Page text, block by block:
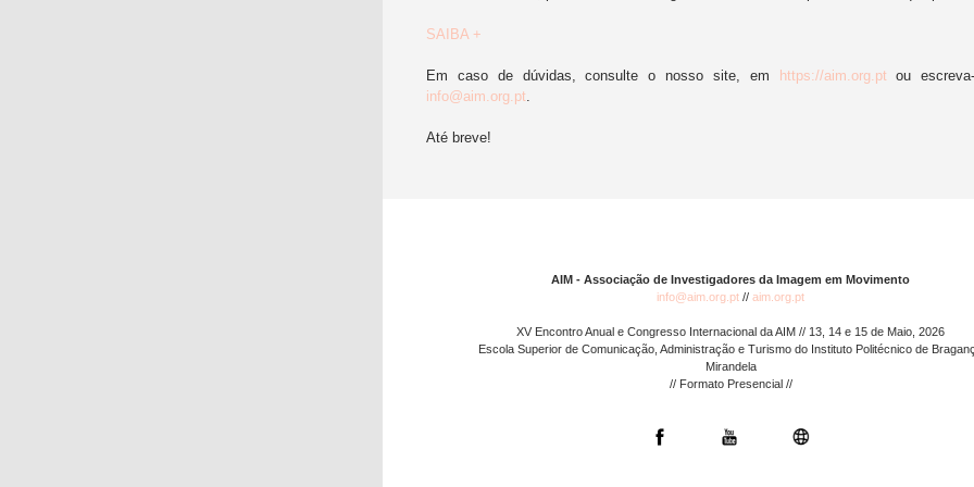
SAIBA +
Em caso de dúvidas, consulte o nosso site, em https://aim.org.ptou
info@aim.org.pt.
Até breve!
AIM - Associação de Investigadores da Imagem em Movimento
info@aim.org.pt // aim.org.pt
XV Encontro Anual e Congresso Internacional da AIM // 13, 14 e 15 de Maio, 2026
Escola Superior de Comunicação, Administração e Turismo do Instituto Politécnico de
Mirandela
// Formato Presencial //